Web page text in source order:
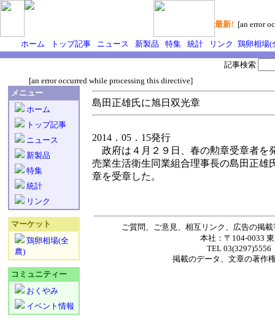
最新! [an error
ホーム トップ記事 ニュース 新製品 特集 統計 リンク 鶏卵相場(
[an error occurred while processing this directive]
記事検索
メニュー
ホーム
トップ記事
ニュース
新製品
特集
統計
リンク
マーケット
鶏卵相場(全
農)
コミュニティー
おくやみ
イベント情報
島田正雄氏に旭日双光章
2014．05．15発行
政府は４月２９日、春の勲章受章者を
売業生活衛生同業組合理事長の島田正雄
章を受章した。
ご質問、ご意見、相互リンク、広告の掲
本社：〒104-0033
TEL
掲載のデータ 、 文章の著作